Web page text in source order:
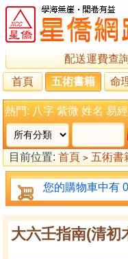
配送運費查
首頁
五術書籍 命
熱門: 八字 紫微 姓名 易經
目前位置: 首頁 > 五術書
刻五卷足本)
您的購物車中有
大六壬指南(清初